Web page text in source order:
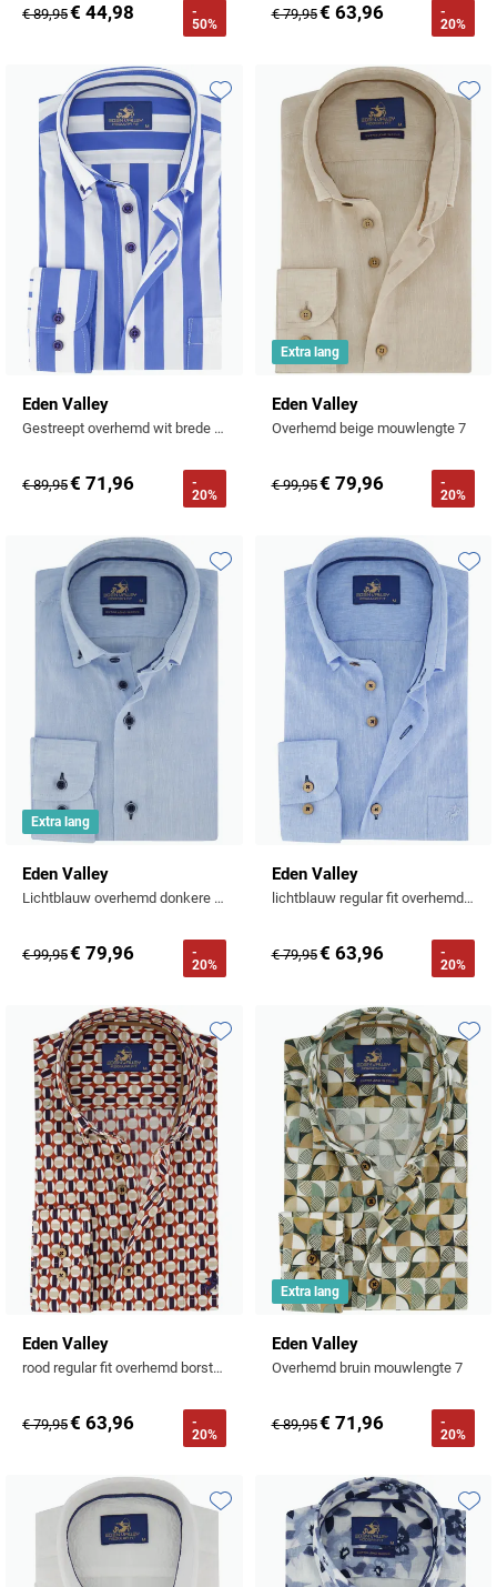
€ 89,95€ 44,98
-
50%
€ 79,95€ 63,96
-
20%
Eden Valley
Gestreept overhemd wit brede blauwe banen
€ 89,95€ 71,96
-
20%
Toevoegen aan favorieten
Eden Valley
Overhemd beige mouwlengte 7
€ 99,95€ 79,96
-
20%
Extra lang
Eden Valley
Lichtblauw overhemd donkere knoop button-down
€ 99,95€ 79,96
-
20%
Extra lang
Toevoegen aan favorieten
Eden Valley
lichtblauw regular fit overhemd katoen gemêleerd
€ 79,95€ 63,96
-
20%
Eden Valley
rood regular fit overhemd borstzak katoen geprint
€ 79,95€ 63,96
-
20%
Toevoegen aan favorieten
Eden Valley
Overhemd bruin mouwlengte 7
€ 89,95€ 71,96
-
20%
Extra lang
Toevoegen aan favorieten